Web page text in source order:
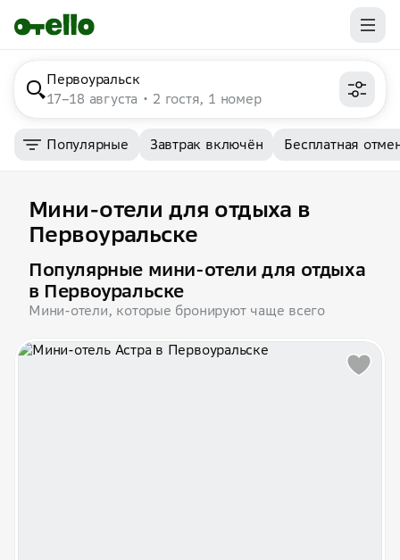
Первоуральск
17–18 августа
2 гостя, 1 номер
Популярные Завтрак включён Бесплатная
Мини-отели для отдыха в
Первоуральске
Популярные мини-отели для отдыха
в Первоуральске
Мини-отели, которые бронируют чаще всего